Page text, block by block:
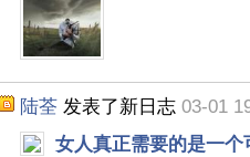
陆荃 发表了新日志 03-01
女人真正需要的是一个